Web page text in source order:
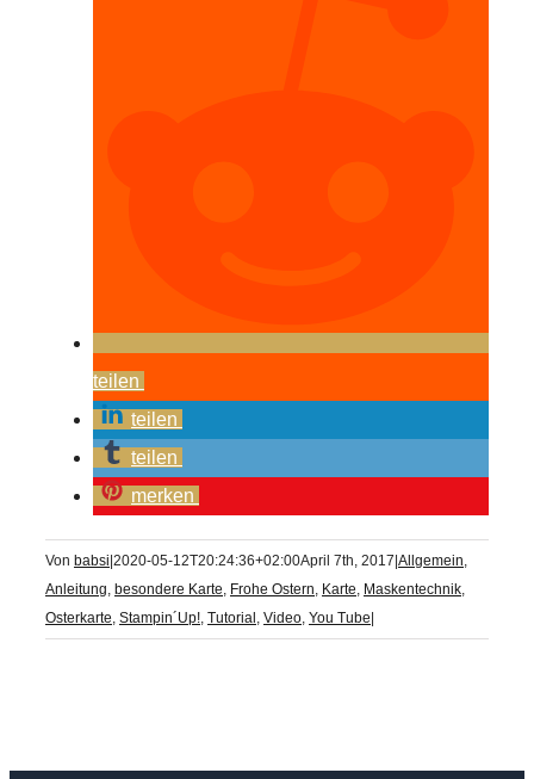
teilen
teilen
teilen
merken
Von babsi|2020-05-12T20:24:36+02:00April 7th, 2017|Allgemein,
Anleitung, besondere Karte, Frohe Ostern, Karte, Maskentechnik,
Osterkarte, Stampin´Up!, Tutorial, Video, You Tube|